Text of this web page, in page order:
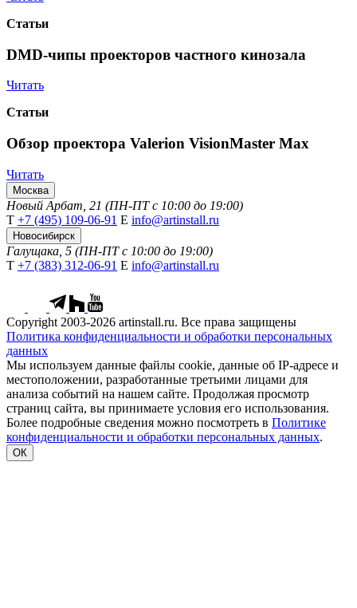
Статьи
DMD-чипы проекторов частного кинозала
Читать
Статьи
Обзор проектора Valerion VisionMaster Max
Читать
Москва
Новый Арбат, 21 (ПН-ПТ с 10:00 до 19:00)
Т +7 (495) 109-06-91 Е info@artinstall.ru
Новосибирск
Галущака, 5 (ПН-ПТ с 10:00 до 19:00)
Т +7 (383) 312-06-91 Е info@artinstall.ru
Copyright 2003-2026 artinstall.ru. Все права защищены
Политика конфиденциальности и обработки персональных
данных
Мы используем данные файлы cookie, данные об IP-адресе и
местоположении, разработанные третьими лицами для
анализа событий на нашем сайте. Продолжая просмотр
страниц сайта, вы принимаете условия его использования.
Более подробные сведения можно посмотреть в Политике
конфиденциальности и обработки персональных данных.
ОК